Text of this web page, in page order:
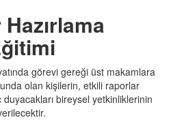
görevi gereği üst makamlara
olan kişilerin, etkili raporlar
bireysel yetkinliklerinin